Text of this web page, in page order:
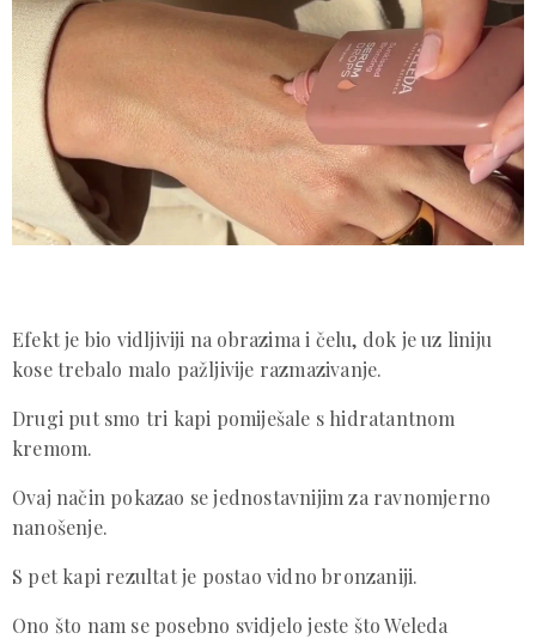
Efekt je bio vidljiviji na obrazima i čelu, dok je uz liniju
kose trebalo malo pažljivije razmazivanje.
Drugi put smo tri kapi pomiješale s hidratantnom
kremom.
Ovaj način pokazao se jednostavnijim za ravnomjerno
nanošenje.
S pet kapi rezultat je postao vidno bronzaniji.
Ono što nam se posebno svidjelo jeste što Weleda